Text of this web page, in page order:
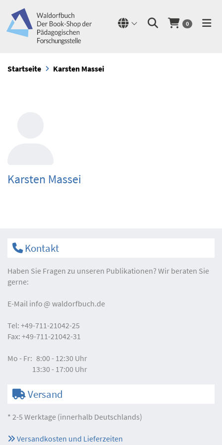
0
Startseite Karsten Massei
Karsten Massei
Kontakt
Haben Sie Fragen zu unseren Publikationen? Wir beraten Sie
gerne:
E-Mail info waldorfbuch.de
Tel: +49-711-21042-25
Fax: +49-711-21042-31
Mo - Fr: 8:00 - 12:30 Uhr
13:30 - 17:00 Uhr
Versand
* 2-5 Werktage (innerhalb Deutschlands)
Versandkosten und Lieferzeiten